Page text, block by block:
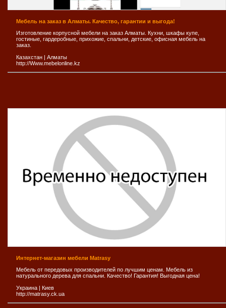
Мебель на заказ в Алматы. Качество, гарантии и выгода!
Изготовление корпусной мебели на заказ Алматы. Кухни, шкафы купе,
гостиные, гардеробные, прихожие, спальни, детские, офисная мебель на
заказ.
Казахстан | Алматы
http://Www.mebelonline.kz
Интернет-магазин мебели Matrasy
Мебель от передовых производителей по лучшим ценам. Мебель из
натурального дерева для спальни. Качество! Гарантия! Выгодная цена!
Украина | Киев
http://matrasy.ck.ua